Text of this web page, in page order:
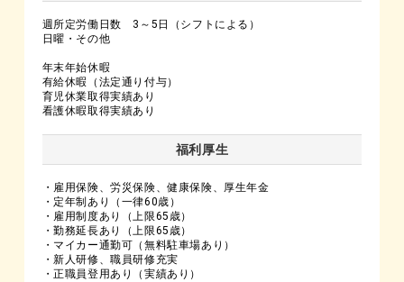
週所定労働日数 3～5日（シフトによる）
日曜・その他
年末年始休暇
有給休暇（法定通り付与）
育児休業取得実績あり
看護休暇取得実績あり
福利厚生
・雇用保険、労災保険、健康保険、厚生年金
・定年制あり（一律60歳）
・雇用制度あり（上限65歳）
・勤務延長あり（上限65歳）
・マイカー通勤可（無料駐車場あり）
・新人研修、職員研修充実
・正職員登用あり（実績あり）